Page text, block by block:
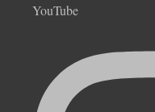
YouTube